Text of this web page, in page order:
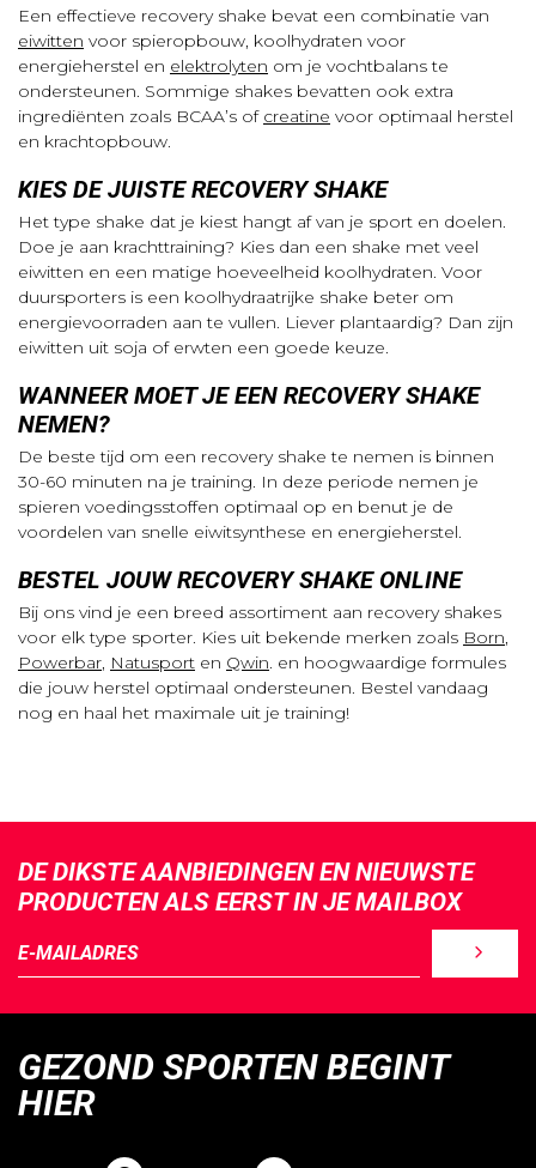
Een effectieve recovery shake bevat een combinatie van
eiwitten voor spieropbouw, koolhydraten voor
energieherstel en elektrolyten om je vochtbalans te
ondersteunen. Sommige shakes bevatten ook extra
ingrediënten zoals BCAA’s of creatine voor optimaal herstel
en krachtopbouw.
KIES DE JUISTE RECOVERY SHAKE
Het type shake dat je kiest hangt af van je sport en doelen.
Doe je aan krachttraining? Kies dan een shake met veel
eiwitten en een matige hoeveelheid koolhydraten. Voor
duursporters is een koolhydraatrijke shake beter om
energievoorraden aan te vullen. Liever plantaardig? Dan zijn
eiwitten uit soja of erwten een goede keuze.
WANNEER MOET JE EEN RECOVERY SHAKE
NEMEN?
De beste tijd om een recovery shake te nemen is binnen
30-60 minuten na je training. In deze periode nemen je
spieren voedingsstoffen optimaal op en benut je de
voordelen van snelle eiwitsynthese en energieherstel.
BESTEL JOUW RECOVERY SHAKE ONLINE
Bij ons vind je een breed assortiment aan recovery shakes
voor elk type sporter. Kies uit bekende merken zoals Born,
Powerbar, Natusport en Qwin. en hoogwaardige formules
die jouw herstel optimaal ondersteunen. Bestel vandaag
nog en haal het maximale uit je training!
DE DIKSTE AANBIEDINGEN EN NIEUWSTE
PRODUCTEN ALS EERST IN JE MAILBOX
GEZOND SPORTEN BEGINT
HIER